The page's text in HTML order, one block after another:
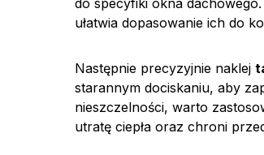
do specyfiki okna
ułatwia dopasowanie ich do
Następnie precyzyjnie naklej
starannym dociskaniu, aby
nieszczelności, warto
utratę ciepła oraz chroni